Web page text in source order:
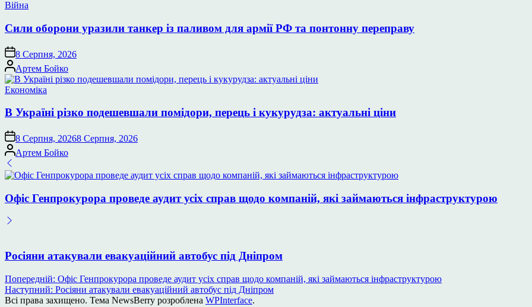
Опублікувати
Війна
Сили оборони уразили танкер із паливом для армії РФ та понтонну переправу
8 Серпня, 2026
Опубліковано
Артем Бойко
Опублікувати
Економіка
В Україні різко подешевшали помідори, перець і кукурудза: актуальні ціни
8 Серпня, 20268 Серпня, 2026
Опубліковано
Артем Бойко
Офіс Генпрокурора проведе аудит усіх справ щодо компаній, які займаються інфраструктурою
Росіяни атакували евакуаційний автобус під Дніпром
Навігація
записів
Попередній: Офіс Генпрокурора проведе аудит усіх справ щодо компаній, які займаються інфраструктурою
Наступний: Росіяни атакували евакуаційний автобус під Дніпром
Всі права захищено. Тема NewsBerry розроблена WPInterface.